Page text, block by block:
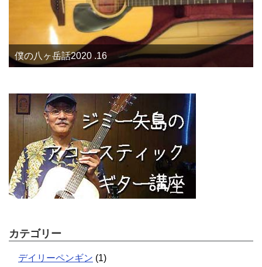
僕の八ヶ岳話2020 .16
カテゴリー
デイリーペンギン (1)